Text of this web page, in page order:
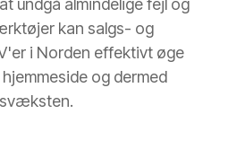
undgå almindelige fejl og
kan salgs- og
i Norden effektivt øge
og dermed